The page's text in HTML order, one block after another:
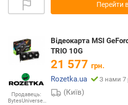
Перейти
Продавець:
BytesUniverse…
Відеокарта MSI
TRIO 10G
21 577 грн.
Rozetka.ua
З нами 7
(Київ)